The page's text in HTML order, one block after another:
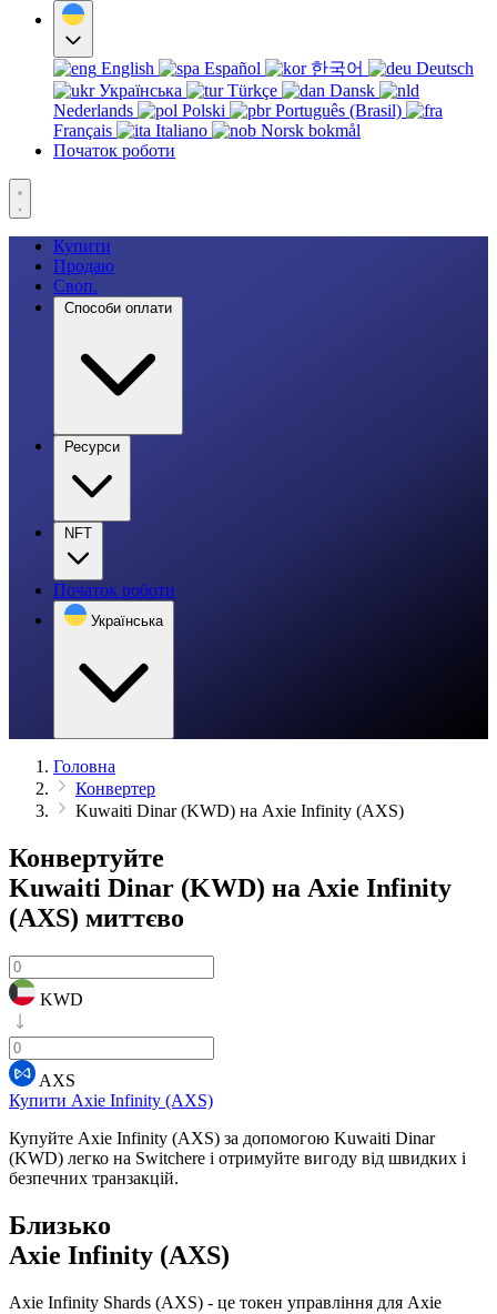
English Español 한국어
Deutsch
Українська
Türkçe
Dansk
Nederlands
Polski
Português (Brasil)
Français
Italiano
Norsk bokmål
Початок роботи
Купити
Продаю
Своп.
Способи оплати
Ресурси
NFT
Початок роботи
Українська
Головна
Конвертер
Kuwaiti Dinar (KWD) на Axie Infinity (AXS)
Конвертуйте
Kuwaiti Dinar (KWD) на Axie Infinity
(AXS) миттєво
KWD
AXS
Купити Axie Infinity (AXS)
Купуйте Axie Infinity (AXS) за допомогою Kuwaiti Dinar
(KWD) легко на Switchere і отримуйте вигоду від швидких і
безпечних транзакцій.
Близько
Axie Infinity (AXS)
Axie Infinity Shards (AXS) - це токен управління для Axie